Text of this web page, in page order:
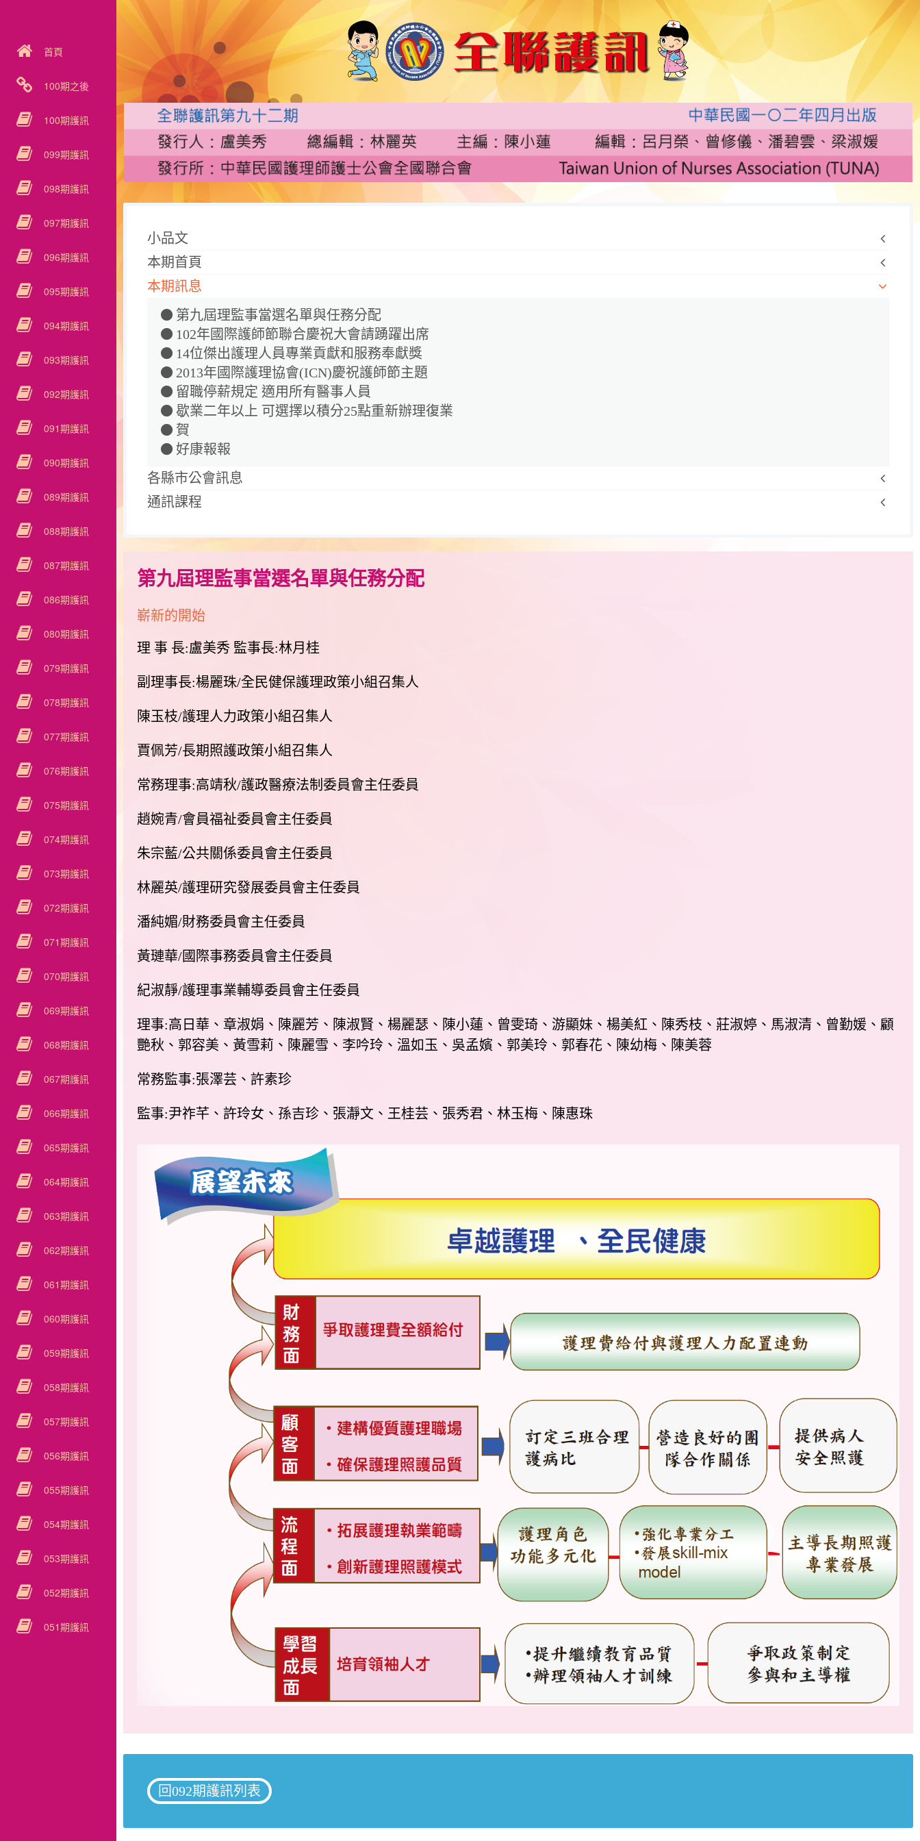
首頁
100期之後
100期護訊
099期護訊
098期護訊
097期護訊
096期護訊
095期護訊
094期護訊
093期護訊
092期護訊
091期護訊
090期護訊
089期護訊
088期護訊
087期護訊
086期護訊
080期護訊
079期護訊
078期護訊
077期護訊
076期護訊
075期護訊
074期護訊
073期護訊
072期護訊
071期護訊
070期護訊
069期護訊
068期護訊
067期護訊
066期護訊
065期護訊
064期護訊
063期護訊
062期護訊
061期護訊
060期護訊
059期護訊
058期護訊
057期護訊
056期護訊
055期護訊
054期護訊
053期護訊
052期護訊
051期護訊
小品文
本期首頁
本期訊息
第九屆理監事當選名單與任務分配
102年國際護師節聯合慶祝大會請踴躍出席
14位傑出護理人員專業貢獻和服務奉獻獎
2013年國際護理協會(ICN)慶祝護師節主題
留職停薪規定 適用所有醫事人員
歇業二年以上 可選擇以積分25點重新辦理復業
賀
好康報報
各縣市公會訊息
通訊課程
第九屆理監事當選名單與任務分配
嶄新的開始
理 事 長:盧美秀 監事長:林月桂
副理事長:楊麗珠/全民健保護理政策小組召集人
陳玉枝/護理人力政策小組召集人
賈佩芳/長期照護政策小組召集人
常務理事:高靖秋/護政醫療法制委員會主任委員
趙婉青/會員福祉委員會主任委員
朱宗藍/公共關係委員會主任委員
林麗英/護理研究發展委員會主任委員
潘純媚/財務委員會主任委員
黃璉華/國際事務委員會主任委員
紀淑靜/護理事業輔導委員會主任委員
理事:高日華、章淑娟、陳麗芳、陳淑賢、楊麗瑟、陳小蓮、曾雯琦、游顯妹、楊美紅、陳秀枝、莊淑婷、馬淑清、曾勤媛、顧
艷秋、郭容美、黃雪莉、陳麗雪、李吟玲、溫如玉、吳孟嬪、郭美玲、郭春花、陳幼梅、陳美蓉
常務監事:張澤芸、許素珍
監事:尹祚芊、許玲女、孫吉珍、張瀞文、王桂芸、張秀君、林玉梅、陳惠珠
回092期護訊列表